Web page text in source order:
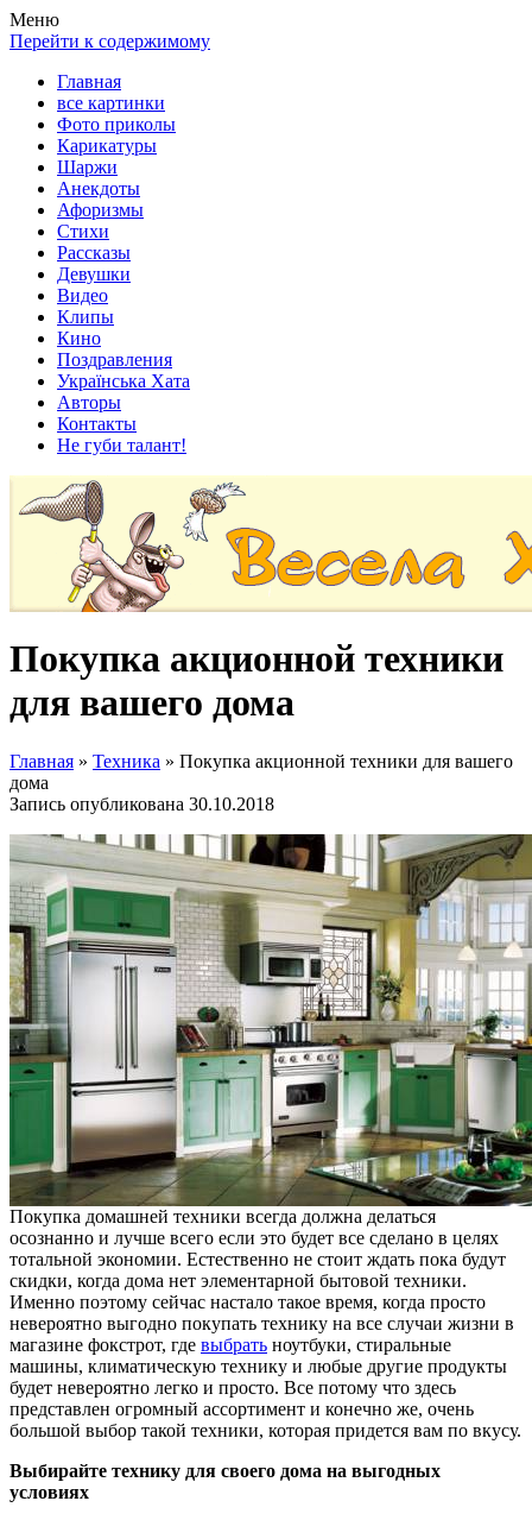
Весела хата — прикольные картинки, смешные истории,
клипы!
Покажем всем ваши фото приколы, карикатуры, шаржи, стихи,
рассказы, видео и песни!
Меню
Перейти к содержимому
Главная
все картинки
Фото приколы
Карикатуры
Шаржи
Анекдоты
Афоризмы
Стихи
Рассказы
Девушки
Видео
Клипы
Кино
Поздравления
Українська Хата
Авторы
Контакты
Не губи талант!
Покупка акционной техники
для вашего дома
Главная » Техника » Покупка акционной техники для вашего
дома
Запись опубликована 30.10.2018
Покупка домашней техники всегда должна делаться
осознанно и лучше всего если это будет все сделано в целях
тотальной экономии. Естественно не стоит ждать пока будут
скидки, когда дома нет элементарной бытовой техники.
Именно поэтому сейчас настало такое время, когда просто
невероятно выгодно покупать технику на все случаи жизни в
магазине фокстрот, где выбрать ноутбуки, стиральные
машины, климатическую технику и любые другие продукты
будет невероятно легко и просто. Все потому что здесь
представлен огромный ассортимент и конечно же, очень
большой выбор такой техники, которая придется вам по вкусу.
Выбирайте технику для своего дома на выгодных
условиях